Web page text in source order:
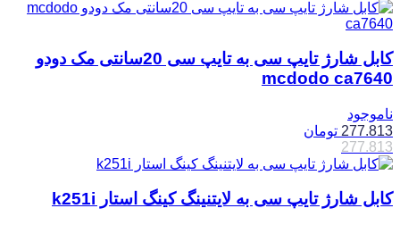
کابل شارژ تایپ سی به تایپ سی 20سانتی مک دودو
mcdodo ca7640
ناموجود
277.813 تومان
277.813
کابل شارژ تایپ سی به لایتنینگ کینگ استار k251i